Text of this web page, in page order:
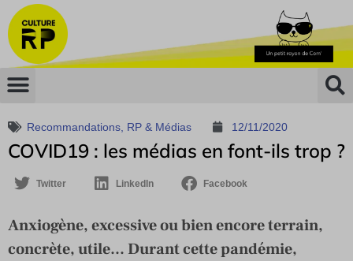
Recommandations RP & Médias 12/11/2020
COVID19 : les médias en font-ils trop ?
Twitter LinkedIn Facebook
Anxiogène, excessive ou bien encore terrain,
concrète, utile... Durant cette pandémie,